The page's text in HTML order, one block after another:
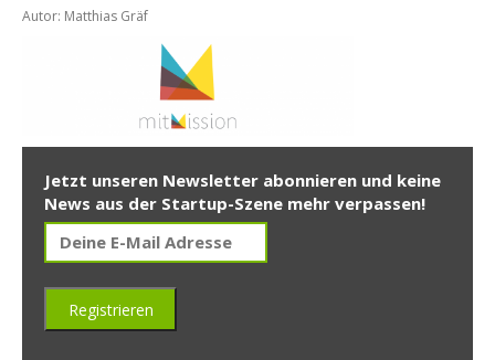
Autor: Matthias Gräf
Jetzt unseren Newsletter abonnieren und keine
News aus der Startup-Szene mehr verpassen!